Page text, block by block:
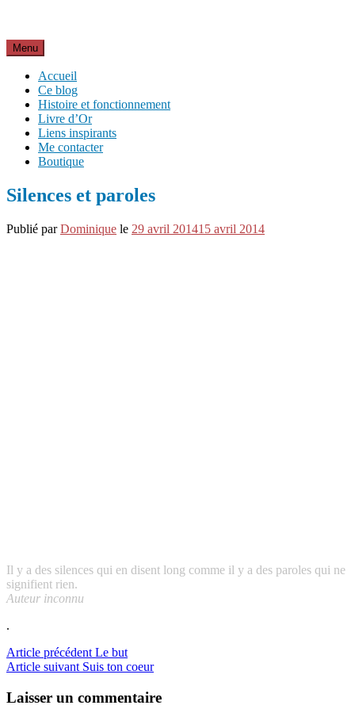
Menu
Accueil
Ce blog
Histoire et fonctionnement
Livre d’Or
Liens inspirants
Me contacter
Boutique
Silences et paroles
Publié parDominique le 29 avril 201415 avril 2014
Il y a des silences qui en disent long comme il y a des paroles qui ne
signifient rien.
Auteur inconnu
.
Lire
la
suite
Article précédent Le but
Article suivant Suis ton coeur
Laisser un commentaire